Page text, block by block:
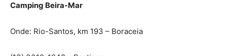
Camping Beira-Mar
Onde: Rio-Santos, km 193 – Boraceia